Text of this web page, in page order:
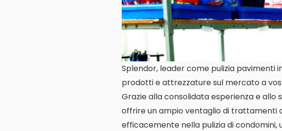
Splendor, leader come pulizia pavimenti
prodotti e attrezzature sul mercato a
Grazie alla consolidata esperienza e
offrire un ampio ventaglio di trattamenti
efficacemente nella pulizia di condomini,